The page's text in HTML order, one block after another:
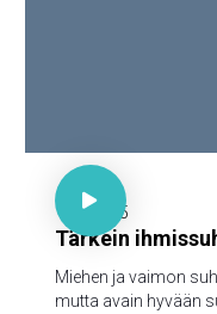
30 minuuttia

1.12.2025
Tärkein
Miehen ja vaimon
mutta avain hyvään